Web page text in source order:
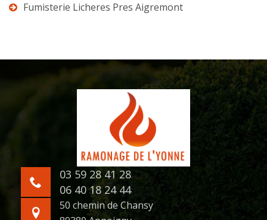
Fumisterie Licheres Pres Aigremont
03 59 28 41 28
06 40 18 24 44
50 chemin de Chansy